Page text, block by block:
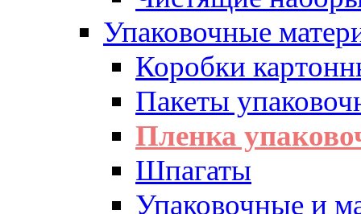
Упаковочные
Коробки
Пакеты
Пленка
Шпагаты
Упаковочные и